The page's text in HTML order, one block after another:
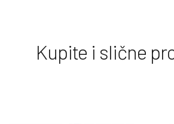
Kupite i slične